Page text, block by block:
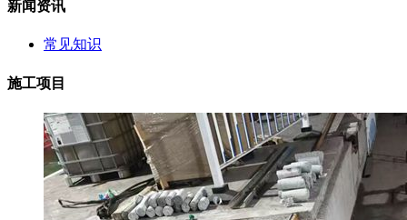
新闻资讯
常见知识
施工项目